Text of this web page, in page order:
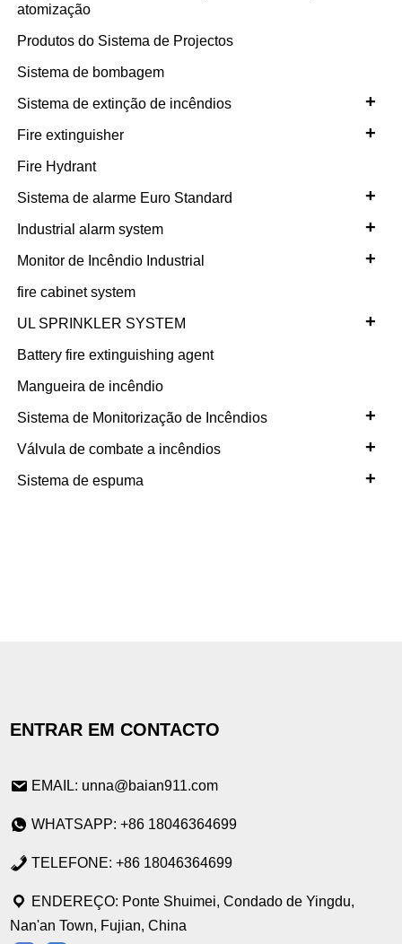
atomização
Produtos do Sistema de Projectos
Sistema de bombagem
+
Sistema de extinção de incêndios
+
Fire extinguisher
Fire Hydrant
+
Sistema de alarme Euro Standard
+
Industrial alarm system
+
Monitor de Incêndio Industrial
fire cabinet system
+
UL SPRINKLER SYSTEM
Battery fire extinguishing agent
Mangueira de incêndio
+
Sistema de Monitorização de Incêndios
+
Válvula de combate a incêndios
+
Sistema de espuma
ENTRAR EM CONTACTO
EMAIL: unna@baian911.com
WHATSAPP: +86 18046364699
TELEFONE: +86 18046364699
ENDEREÇO: Ponte Shuimei, Condado de Yingdu,
Nan'an Town, Fujian, China